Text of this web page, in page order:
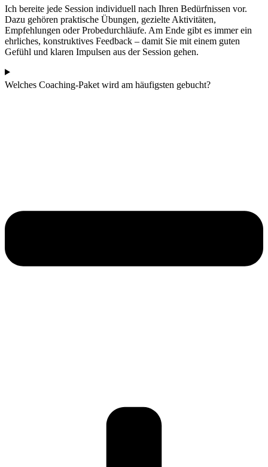
Ich bereite jede Session individuell nach Ihren Bedürfnissen vor.
Dazu gehören praktische Übungen, gezielte Aktivitäten,
Empfehlungen oder Probedurchläufe. Am Ende gibt es immer ein
ehrliches, konstruktives Feedback – damit Sie mit einem guten
Gefühl und klaren Impulsen aus der Session gehen.
Welches Coaching-Paket wird am häufigsten gebucht?